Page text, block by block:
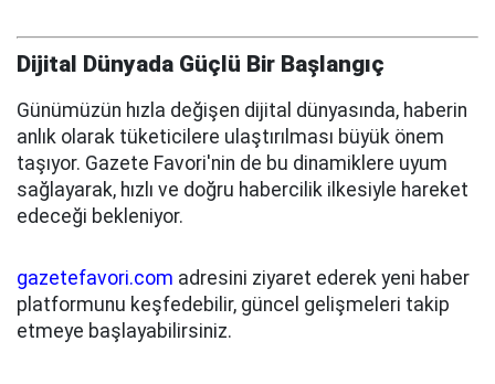
Dijital Dünyada Güçlü Bir Başlangıç
Günümüzün hızla değişen dijital dünyasında, haberin
anlık olarak tüketicilere ulaştırılması büyük önem
taşıyor. Gazete Favori'nin de bu dinamiklere uyum
sağlayarak, hızlı ve doğru habercilik ilkesiyle hareket
edeceği bekleniyor.
gazetefavori.com adresini ziyaret ederek yeni haber
platformunu keşfedebilir, güncel gelişmeleri takip
etmeye başlayabilirsiniz.